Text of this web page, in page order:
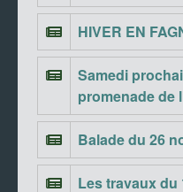
HIVER EN
Samedi
promenade de
Balade du 26
Les travaux